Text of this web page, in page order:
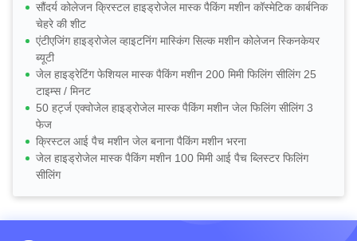
सौंदर्य कोलेजन क्रिस्टल हाइड्रोजेल मास्क पैकिंग मशीन कॉस्मेटिक कार्बनिक
चेहरे की शीट
एंटीएजिंग हाइड्रोजेल व्हाइटनिंग मास्किंग सिल्क मशीन कोलेजन स्किनकेयर
ब्यूटी
जेल हाइड्रेटिंग फेशियल मास्क पैकिंग मशीन 200 मिमी फिलिंग सीलिंग 25
टाइम्स / मिनट
50 हर्ट्ज एक्वोजेल हाइड्रोजेल मास्क पैकिंग मशीन जेल फिलिंग सीलिंग 3
फेज
क्रिस्टल आई पैच मशीन जेल बनाना पैकिंग मशीन भरना
जेल हाइड्रोजेल मास्क पैकिंग मशीन 100 मिमी आई पैच ब्लिस्टर फिलिंग
सीलिंग